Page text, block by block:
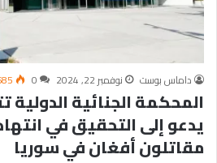
داماس بوست نوفمبر 22, 2024 0
المحكمة الجنائية الدولية
يدعو إلى التحقيق في
مقاتلون أفغان في سوريا